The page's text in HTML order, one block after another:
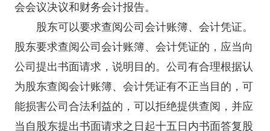
会会议决议和财务会计报告。
股东可以要求查阅公司会计账簿、会计凭证。
股东要求查阅公司会计账簿、会计凭证的，应当向
公司提出书面请求，说明目的。公司有合理根据认
为股东查阅会计账簿、会计凭证有不正当目的，可
能损害公司合法利益的，可以拒绝提供查阅，并应
当自股东提出书面请求之日起十五日内书面答复股